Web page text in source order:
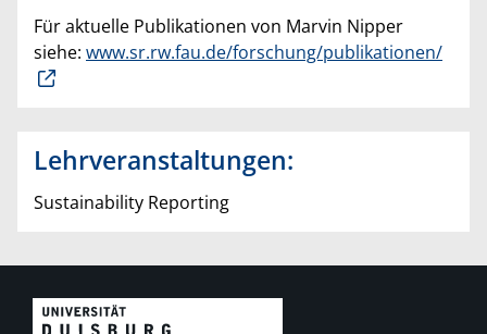
Für aktuelle Publikationen von Marvin Nipper
siehe: www.sr.rw.fau.de/forschung/publikationen/
Lehrveranstaltungen:
Sustainability Reporting